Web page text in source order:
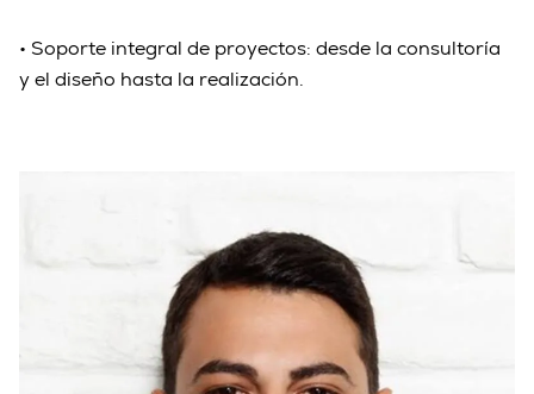
• Soporte integral de proyectos: desde la consultoría
y el diseño hasta la realización.